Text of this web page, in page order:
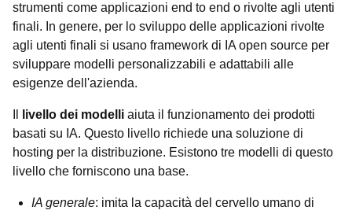
strumenti come applicazioni end to end o rivolte agli utenti
finali. In genere, per lo sviluppo delle applicazioni rivolte
agli utenti finali si usano framework di IA open source per
sviluppare modelli personalizzabili e adattabili alle
esigenze dell'azienda.
livello dei modelli aiuta il funzionamento dei prodotti
basati su IA. Questo livello richiede una soluzione di
hosting per la distribuzione. Esistono tre modelli di questo
livello che forniscono una base.
IA generale: imita la capacità del cervello umano di